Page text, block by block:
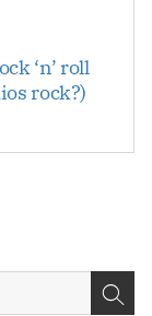
‘n’ roll
rock?)